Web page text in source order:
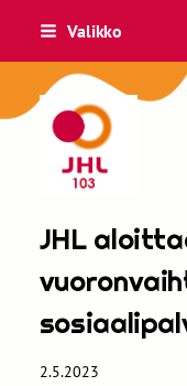
Siirry
sisältöön
Valikko
JHL 103
JHL
2.5.2023